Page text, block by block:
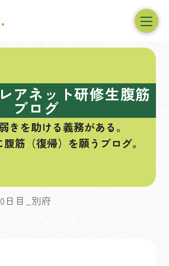
アネット研修生腹筋
ブログ
きを助ける義務がある。
筋（復帰）を願うブログ。
日目_別府